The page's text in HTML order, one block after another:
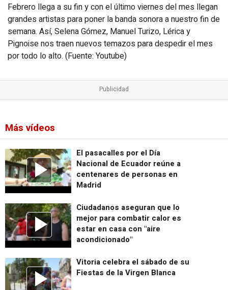
Febrero llega a su fin y con el último viernes del mes llegan
grandes artistas para poner la banda sonora a nuestro fin de
semana. Así, Selena Gómez, Manuel Turizo, Lérica y
Pignoise nos traen nuevos temazos para despedir el mes
por todo lo alto. (Fuente: Youtube)
Más vídeos
El pasacalles por el Día
Nacional de Ecuador reúne a
centenares de personas en
Madrid
Ciudadanos aseguran que lo
mejor para combatir calor es
estar en casa con "aire
acondicionado"
Vitoria celebra el sábado de su
Fiestas de la Virgen Blanca